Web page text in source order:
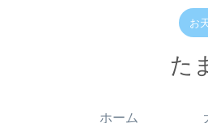
お
た
ホーム